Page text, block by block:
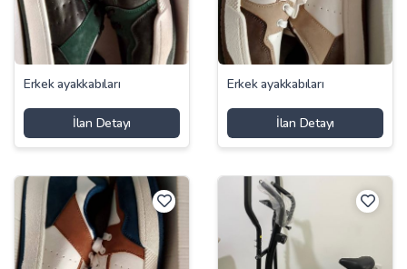
Erkek ayakkabıları
İlan Detayı
Erkek ayakkabıları
İlan Detayı